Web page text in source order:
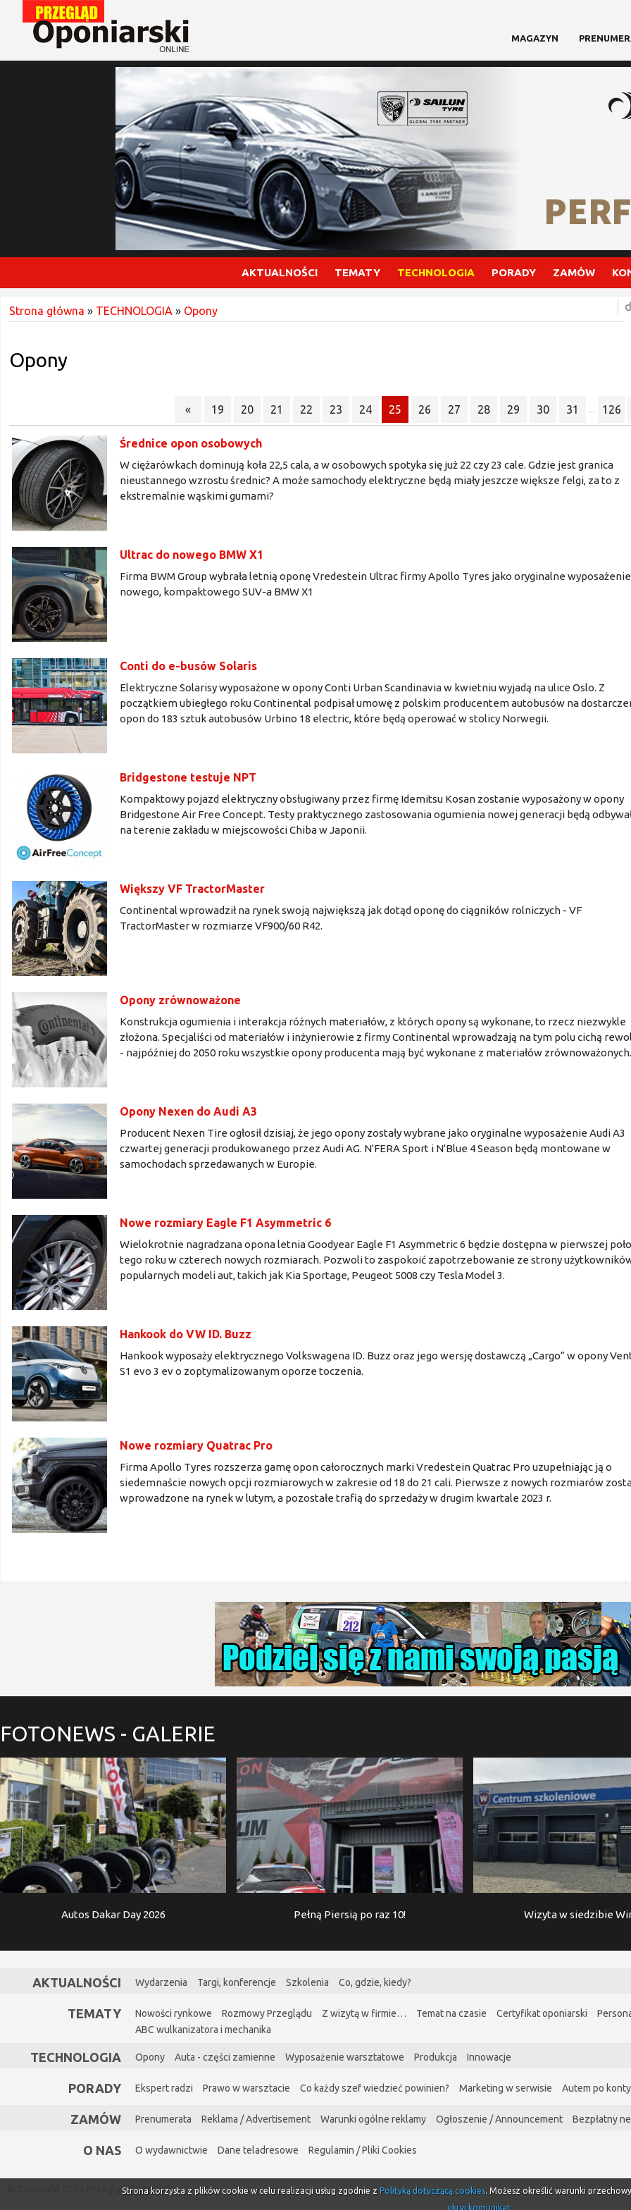
MAGAZYN
AKTUALNOŚCI TEMATY TECHNOLOGIA PORADY ZAMÓW
Strona główna » TECHNOLOGIA » Opony
Opony
« 19 20 21 22 23 24 25 26 27 28 29 30 31 126
Średnice opon osobowych
W ciężarówkach dominują koła 22,5 cala, a w osobowych spotyka się już 22 czy 23 cale. Gdzie jest granica
nieustannego wzrostu średnic? A może samochody elektryczne będą miały jeszcze większe felgi, za to z
ekstremalnie wąskimi gumami?
Ultrac do nowego BMW X1
Firma BWM Group wybrała letnią oponę Vredestein Ultrac firmy Apollo Tyres jako oryginalne wyposażenie
nowego, kompaktowego SUV-a BMW X1
Conti do e-busów Solaris
Elektryczne Solarisy wyposażone w opony Conti Urban Scandinavia w kwietniu wyjadą na ulice Oslo. Z
początkiem ubiegłego roku Continental podpisał umowę z polskim producentem autobusów na
opon do 183 sztuk autobusów Urbino 18 electric, które będą operować w stolicy Norwegii.
Bridgestone testuje NPT
Kompaktowy pojazd elektryczny obsługiwany przez firmę Idemitsu Kosan zostanie wyposażony w opony
Bridgestone Air Free Concept. Testy praktycznego zastosowania ogumienia nowej generacji będą
na terenie zakładu w miejscowości Chiba w Japonii.
Większy VF TractorMaster
Continental wprowadził na rynek swoją największą jak dotąd oponę do ciągników rolniczych - VF
TractorMaster w rozmiarze VF900/60 R42.
Opony zrównoważone
Konstrukcja ogumienia i interakcja różnych materiałów, z których opony są wykonane, to rzecz niezwykle
złożona. Specjaliści od materiałów i inżynierowie z firmy Continental wprowadzają na tym polu cichą
- najpóźniej do 2050 roku wszystkie opony producenta mają być wykonane z materiałów zrównoważonych.
Opony Nexen do Audi A3
Producent Nexen Tire ogłosił dzisiaj, że jego opony zostały wybrane jako oryginalne wyposażenie Audi A3
czwartej generacji produkowanego przez Audi AG. N'FERA Sport i N'Blue 4 Season będą montowane w
samochodach sprzedawanych w Europie.
Nowe rozmiary Eagle F1 Asymmetric 6
Wielokrotnie nagradzana opona letnia Goodyear Eagle F1 Asymmetric 6 będzie dostępna w pierwszej
tego roku w czterech nowych rozmiarach. Pozwoli to zaspokoić zapotrzebowanie ze strony
popularnych modeli aut, takich jak Kia Sportage, Peugeot 5008 czy Tesla Model 3.
Hankook do VW ID. Buzz
Hankook wyposaży elektrycznego Volkswagena ID. Buzz oraz jego wersję dostawczą „Cargo” w opony
S1 evo 3 ev o zoptymalizowanym oporze toczenia.
Nowe rozmiary Quatrac Pro
Firma Apollo Tyres rozszerza gamę opon całorocznych marki Vredestein Quatrac Pro uzupełniając ją o
siedemnaście nowych opcji rozmiarowych w zakresie od 18 do 21 cali. Pierwsze z nowych rozmiarów
wprowadzone na rynek w lutym, a pozostałe trafią do sprzedaży w drugim kwartale 2023 r.
FOTONEWS - GALERIE
Autos Dakar Day 2026 Pełną Piersią po raz 10! Wizyta w siedzibie
AKTUALNOŚCI Wydarzenia Targi, konferencje Szkolenia Co, gdzie, kiedy?
TEMATY Nowości rynkowe Rozmowy Przeglądu Z wizytą w firmie… Temat na czasie Certyfikat oponiarski
ABC wulkanizatora i mechanika
TECHNOLOGIA Opony Auta - części zamienne Wyposażenie warsztatowe Produkcja Innowacje
PORADY Ekspert radzi Prawo w warsztacie Co każdy szef wiedzieć powinien? Marketing w serwisie Autem po
ZAMÓW Prenumerata Reklama / Advertisement Warunki ogólne reklamy Ogłoszenie / Announcement Bezpłatny
O NAS O wydawnictwie Dane teladresowe Regulamin / Pliki Cookies
© Copyright 2026 Przegląd OponiarskiStrona korzysta z plików cookie w celu realizacji usług zgodnie z Polityką dotyczącą cookies. Możesz określić warunki
ukryj komunikat